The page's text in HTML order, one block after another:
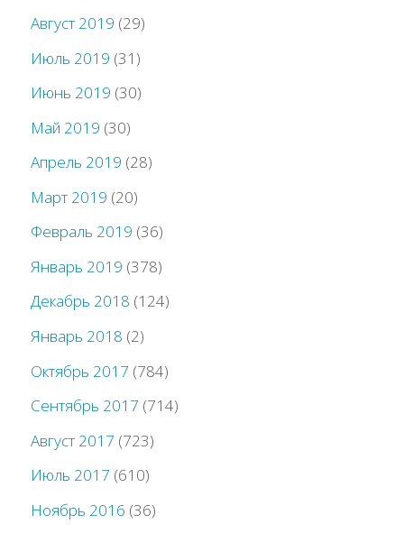
Август 2019 (29)
Июль 2019 (31)
Июнь 2019 (30)
Май 2019 (30)
Апрель 2019 (28)
Март 2019 (20)
Февраль 2019 (36)
Январь 2019 (378)
Декабрь 2018 (124)
Январь 2018 (2)
Октябрь 2017 (784)
Сентябрь 2017 (714)
Август 2017 (723)
Июль 2017 (610)
Ноябрь 2016 (36)